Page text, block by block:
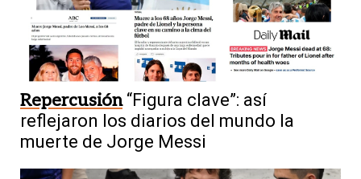
Repercusión “Figura clave”: así
reflejaron los diarios del mundo la
muerte de Jorge Messi